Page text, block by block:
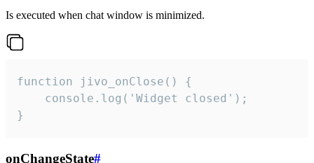
Is executed when chat window is minimized.
function jivo_onClose() {
    console.log('Widget closed');
}
onChangeState#